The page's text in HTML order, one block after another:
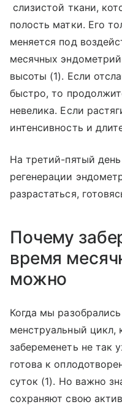
слизистой ткани,
полость матки. Его
меняется под
месячных
высоты (1). Если
быстро, то
невелика. Если
интенсивность и
На третий-пятый
регенерации
разрастаться,
Почему
время
можно
Когда мы
менструальный цикл,
забеременеть не так
готова к
суток (1). Но важно
сохраняют свою